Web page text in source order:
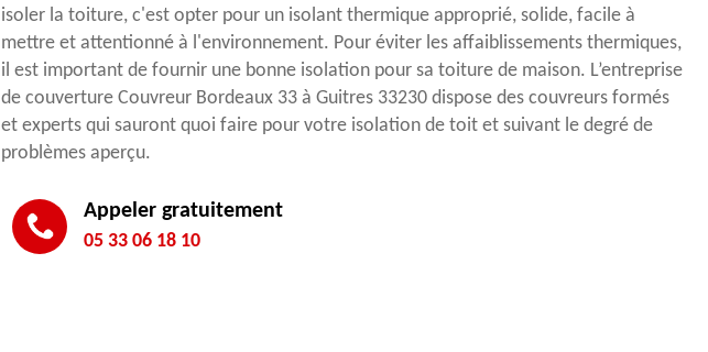
isoler la toiture, c'est opter pour un isolant thermique approprié, solide, facile à
mettre et attentionné à l'environnement. Pour éviter les affaiblissements thermiques,
il est important de fournir une bonne isolation pour sa toiture de maison. L’entreprise
de couverture Couvreur Bordeaux 33 à Guitres 33230 dispose des couvreurs formés
et experts qui sauront quoi faire pour votre isolation de toit et suivant le degré de
problèmes aperçu.
Appeler gratuitement
05 33 06 18 10